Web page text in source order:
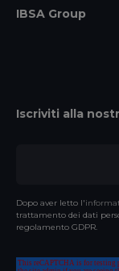
IBSA Group
Iscriviti alla
Dopo aver letto l'
trattamento dei dati
regolamento GDPR.